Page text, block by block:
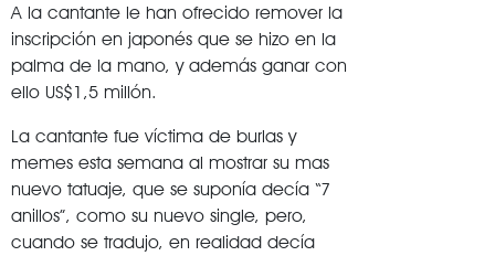
A la cantante le han ofrecido remover la
inscripción en japonés que se hizo en la
palma de la mano, y además ganar con
ello US$1,5 millón.
La cantante fue víctima de burlas y
memes esta semana al mostrar su mas
nuevo tatuaje, que se suponía decía “7
anillos”, como su nuevo single, pero,
cuando se tradujo, en realidad decía